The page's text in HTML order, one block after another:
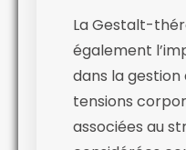
La Gestalt-
également
dans la gestion
tensions
associées au